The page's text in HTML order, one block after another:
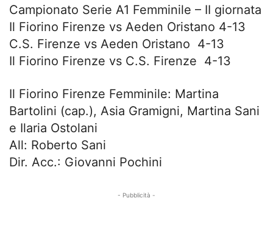
Campionato Serie A1 Femminile – II giornata
Il Fiorino Firenze vs Aeden Oristano 4-13
C.S. Firenze vs Aeden Oristano 4-13
Il Fiorino Firenze vs C.S. Firenze 4-13
Il Fiorino Firenze Femminile: Martina
Bartolini (cap.), Asia Gramigni, Martina Sani
e Ilaria Ostolani
All: Roberto Sani
Dir. Acc.: Giovanni Pochini
- Pubblicità -